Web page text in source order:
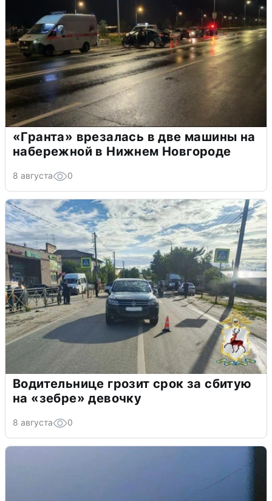
«Гранта» врезалась в две машины на
набережной в Нижнем Новгороде
8 августа 0
Водительнице грозит срок за сбитую
на «зебре» девочку
8 августа 0